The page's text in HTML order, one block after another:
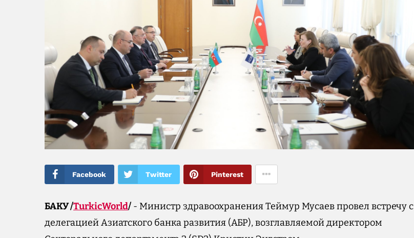
Facebook Twitter Pinterest
БАКУ /TurkicWorld/ - Министр здравоохранения Теймур Мусаев провел встречу с
делегацией Азиатского банка развития (АБР), возглавляемой директором